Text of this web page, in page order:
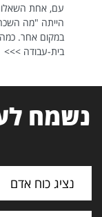
עם, אחת
הייתה "מה
במקום אחר. כמה
בית-עבודה >>>
נשמח
נציג כוח אדם